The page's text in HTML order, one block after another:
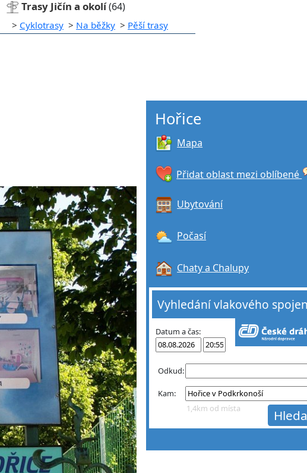
Trasy Jičín a okolí(64)
> Cyklotrasy > Na běžky > Pěší trasy
Hořice
Mapa
Přidat oblast mezi oblíbené
Ubytování
Počasí
Chaty a Chalupy
Vyhledání vlakového
Datum a čas:
Odkud:
Kam:
1,4km od místa